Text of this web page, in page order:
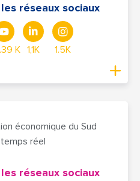
réseaux sociaux
K 1,1K 1.5K
économique du Sud
réel
réseaux sociaux